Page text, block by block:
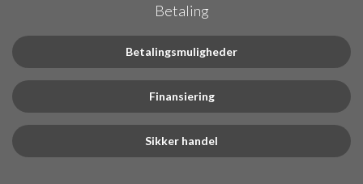
Betaling
Betalingsmuligheder
Finansiering
Sikker handel